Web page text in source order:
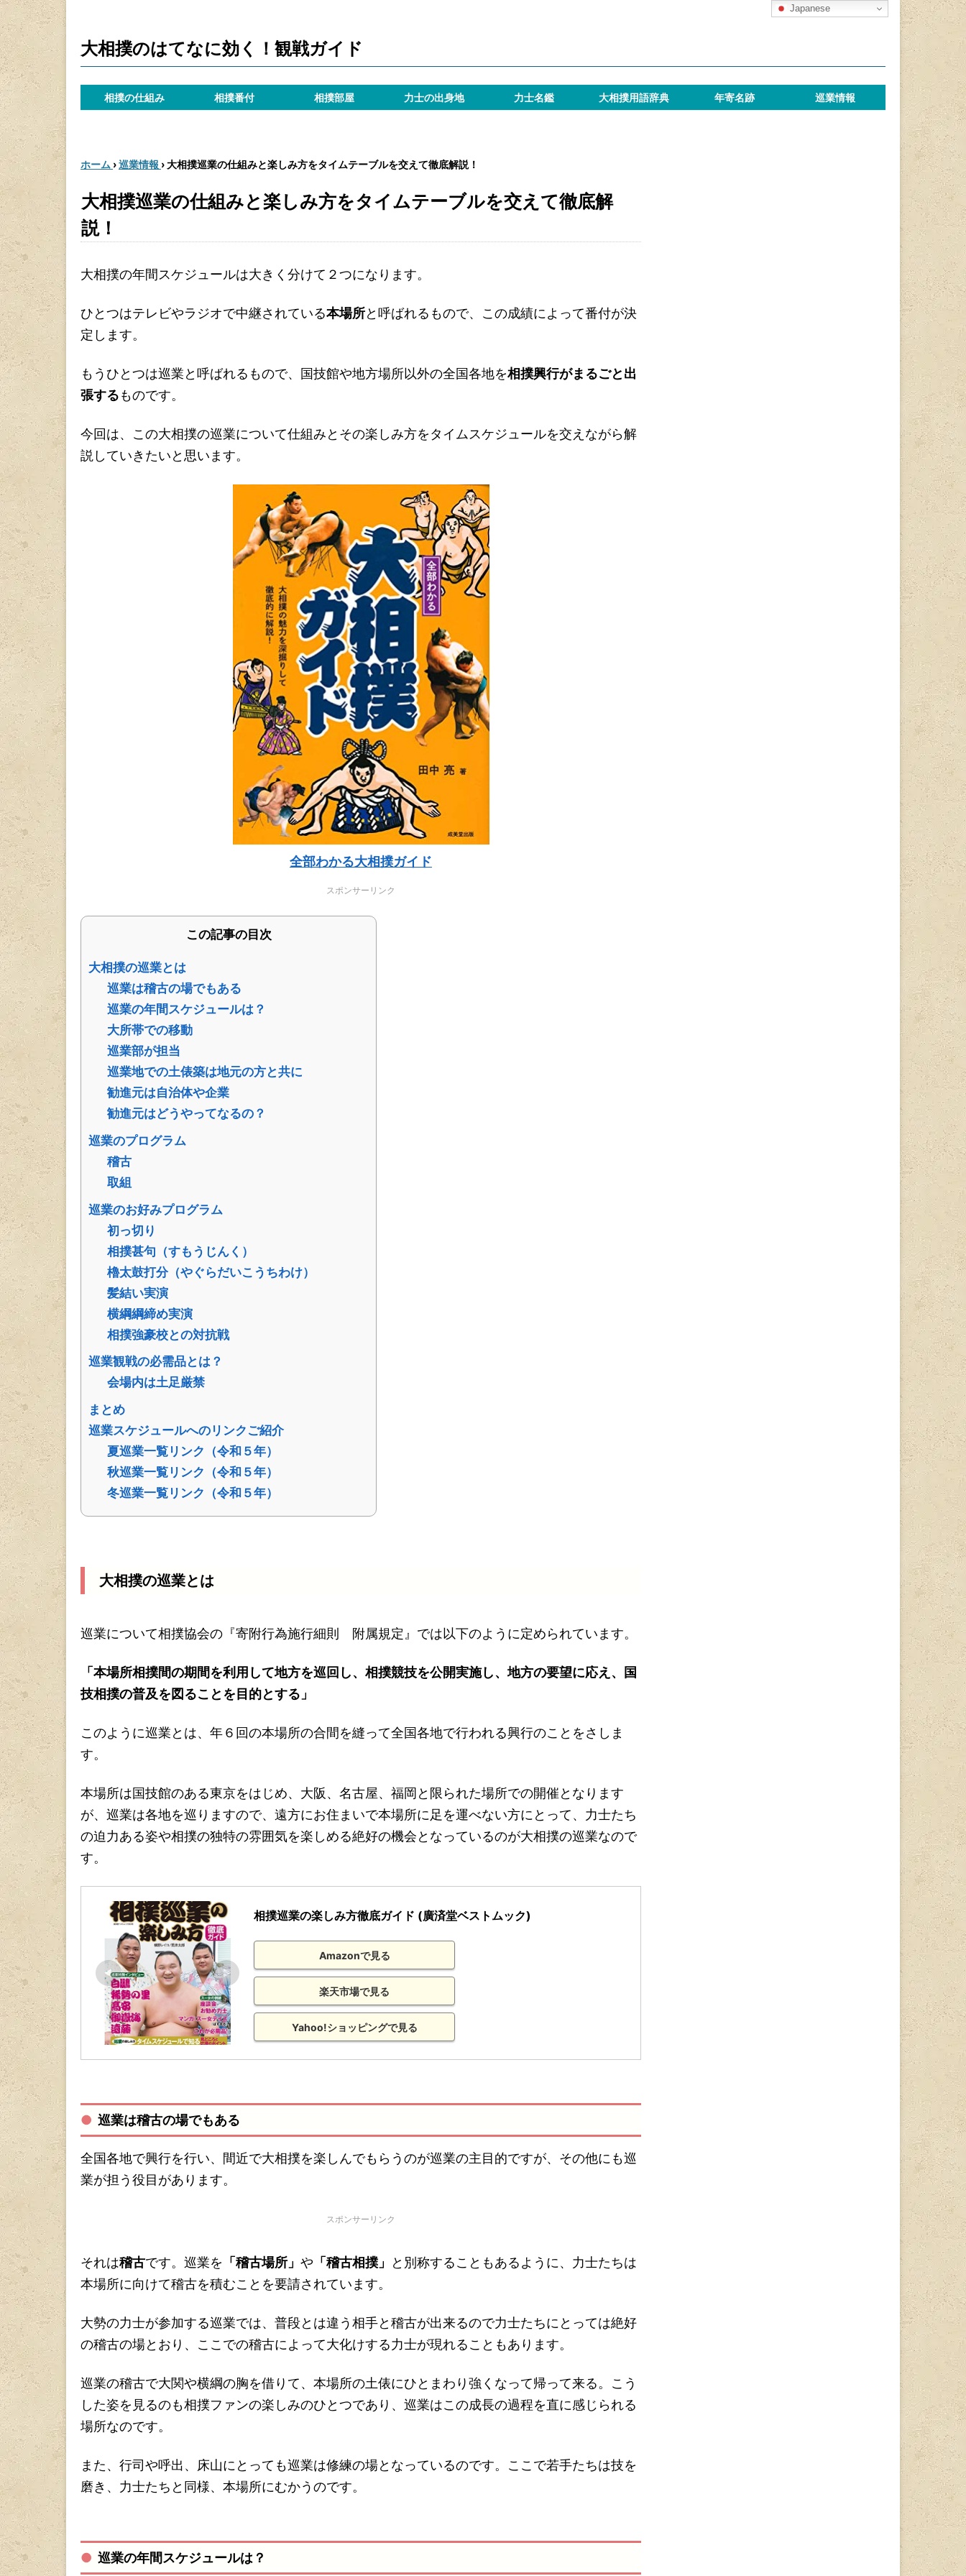
大相撲のはてなに効く！観戦ガイド
相撲の仕組み 相撲番付 相撲部屋 力士の出身地 力士名鑑 大相撲用語辞典 年寄名跡 巡業情報
ホーム ›巡業情報 ›大相撲巡業の仕組みと楽しみ方をタイムテーブルを交えて徹底解説！
大相撲巡業の仕組みと楽しみ方をタイムテーブルを交えて徹底解
説！
大相撲の年間スケジュールは大きく分けて２つになります。
ひとつはテレビやラジオで中継されている本場所と呼ばれるもので、この成績によって番付が決
定します。
もうひとつは巡業と呼ばれるもので、国技館や地方場所以外の全国各地を相撲興行がまるごと出
張するものです。
今回は、この大相撲の巡業について仕組みとその楽しみ方をタイムスケジュールを交えながら解
説していきたいと思います。
全部わかる大相撲ガイド
スポンサーリンク
この記事の目次
大相撲の巡業とは
巡業は稽古の場でもある
巡業の年間スケジュールは？
大所帯での移動
巡業部が担当
巡業地での土俵築は地元の方と共に
勧進元は自治体や企業
勧進元はどうやってなるの？
巡業のプログラム
稽古
取組
巡業のお好みプログラム
初っ切り
相撲甚句（すもうじんく）
櫓太鼓打分（やぐらだいこうちわけ）
髪結い実演
横綱綱締め実演
相撲強豪校との対抗戦
巡業観戦の必需品とは？
会場内は土足厳禁
まとめ
巡業スケジュールへのリンクご紹介
夏巡業一覧リンク（令和５年）
秋巡業一覧リンク（令和５年）
冬巡業一覧リンク（令和５年）
大相撲の巡業とは
巡業について相撲協会の『寄附行為施行細則 附属規定』では以下のように定められています。
「本場所相撲間の期間を利用して地方を巡回し、相撲競技を公開実施し、地方の要望に応え、国
技相撲の普及を図ることを目的とする」
このように巡業とは、年６回の本場所の合間を縫って全国各地で行われる興行のことをさしま
す。
本場所は国技館のある東京をはじめ、大阪、名古屋、福岡と限られた場所での開催となります
が、巡業は各地を巡りますので、遠方にお住まいで本場所に足を運べない方にとって、力士たち
の迫力ある姿や相撲の独特の雰囲気を楽しめる絶好の機会となっているのが大相撲の巡業なので
す。
相撲巡業の楽しみ方徹底ガイド (廣済堂ベストムック)
Amazonで見る
楽天市場で見る
Yahoo!ショッピングで見る
巡業は稽古の場でもある
全国各地で興行を行い、間近で大相撲を楽しんでもらうのが巡業の主目的ですが、その他にも巡
業が担う役目があります。
スポンサーリンク
それは稽古です。巡業を 「稽古場所」 や 「稽古相撲」
と別称することもあるように、力士たちは
本場所に向けて稽古を積むことを要請されています。
大勢の力士が参加する巡業では、普段とは違う相手と稽古が出来るので力士たちにとっては絶好
の稽古の場とおり、ここでの稽古によって大化けする力士が現れることもあります。
巡業の稽古で大関や横綱の胸を借りて、本場所の土俵にひとまわり強くなって帰って来る。こう
した姿を見るのも相撲ファンの楽しみのひとつであり、巡業はこの成長の過程を直に感じられる
場所なのです。
また、行司や呼出、床山にとっても巡業は修練の場となっているのです。ここで若手たちは技を
磨き、力士たちと同様、本場所にむかうのです。
巡業の年間スケジュールは？
Japanese